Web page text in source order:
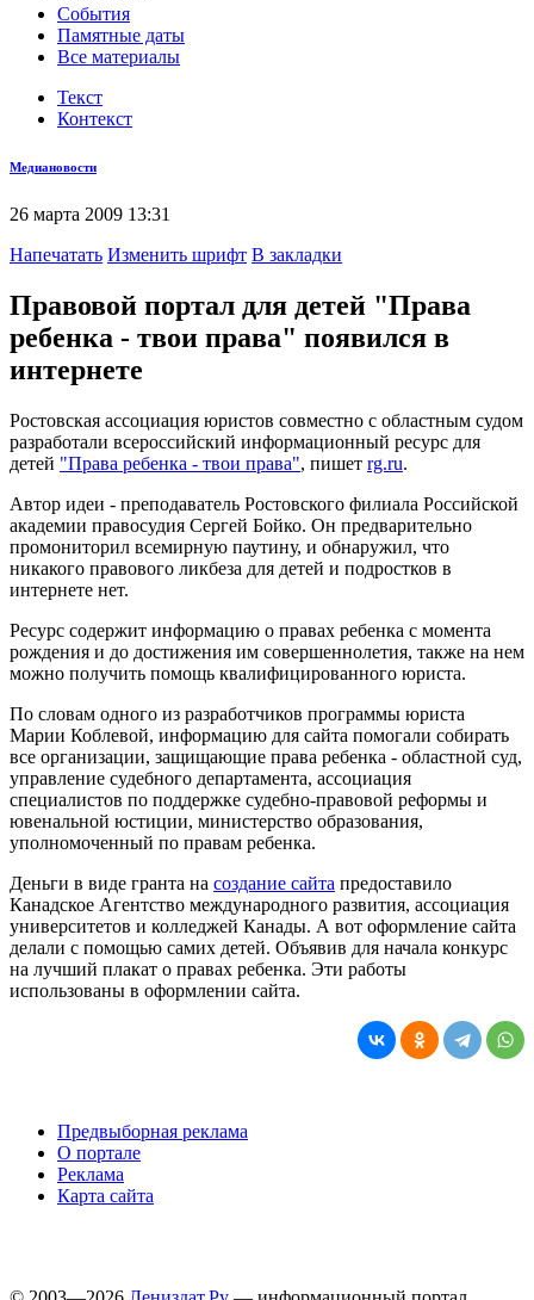
События
Памятные даты
Все материалы
Текст
Контекст
Медиановости
26 марта 2009 13:31
Напечатать Изменить шрифт В закладки
Правовой портал для детей "Права
ребенка - твои права" появился в
интернете
Ростовская ассоциация юристов совместно с областным судом
разработали всероссийский информационный ресурс для
детей "Права ребенка - твои права", пишет rg.ru.
Автор идеи - преподаватель Ростовского филиала Российской
академии правосудия Сергей Бойко. Он предварительно
промониторил всемирную паутину, и обнаружил, что
никакого правового ликбеза для детей и подростков в
интернете нет.
Ресурс содержит информацию о правах ребенка с момента
рождения и до достижения им совершеннолетия, также на нем
можно получить помощь квалифицированного юриста.
По словам одного из разработчиков программы юриста
Марии Коблевой, информацию для сайта помогали собирать
все организации, защищающие права ребенка - областной суд,
управление судебного департамента, ассоциация
специалистов по поддержке судебно-правовой реформы и
ювенальной юстиции, министерство образования,
уполномоченный по правам ребенка.
Деньги в виде гранта на создание сайта предоставило
Канадское Агентство международного развития, ассоциация
университетов и колледжей Канады. А вот оформление сайта
делали с помощью самих детей. Объявив для начала конкурс
на лучший плакат о правах ребенка. Эти работы
использованы в оформлении сайта.
Предвыборная реклама
О портале
Реклама
Карта сайта